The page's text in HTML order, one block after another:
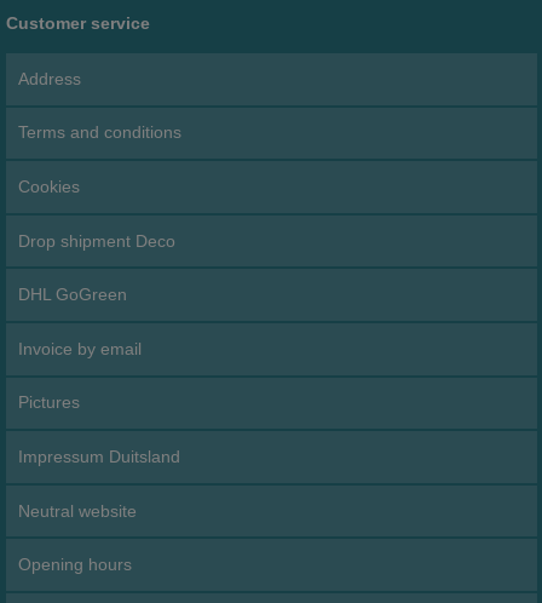
Customer service
Address
Terms and conditions
Cookies
Drop shipment Deco
DHL GoGreen
Invoice by email
Pictures
Impressum Duitsland
Neutral website
Opening hours